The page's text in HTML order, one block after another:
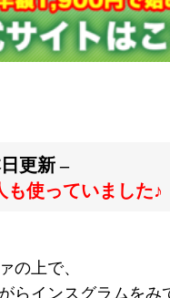
更新 –
も使っていました♪
の上で、
らインスグラムを